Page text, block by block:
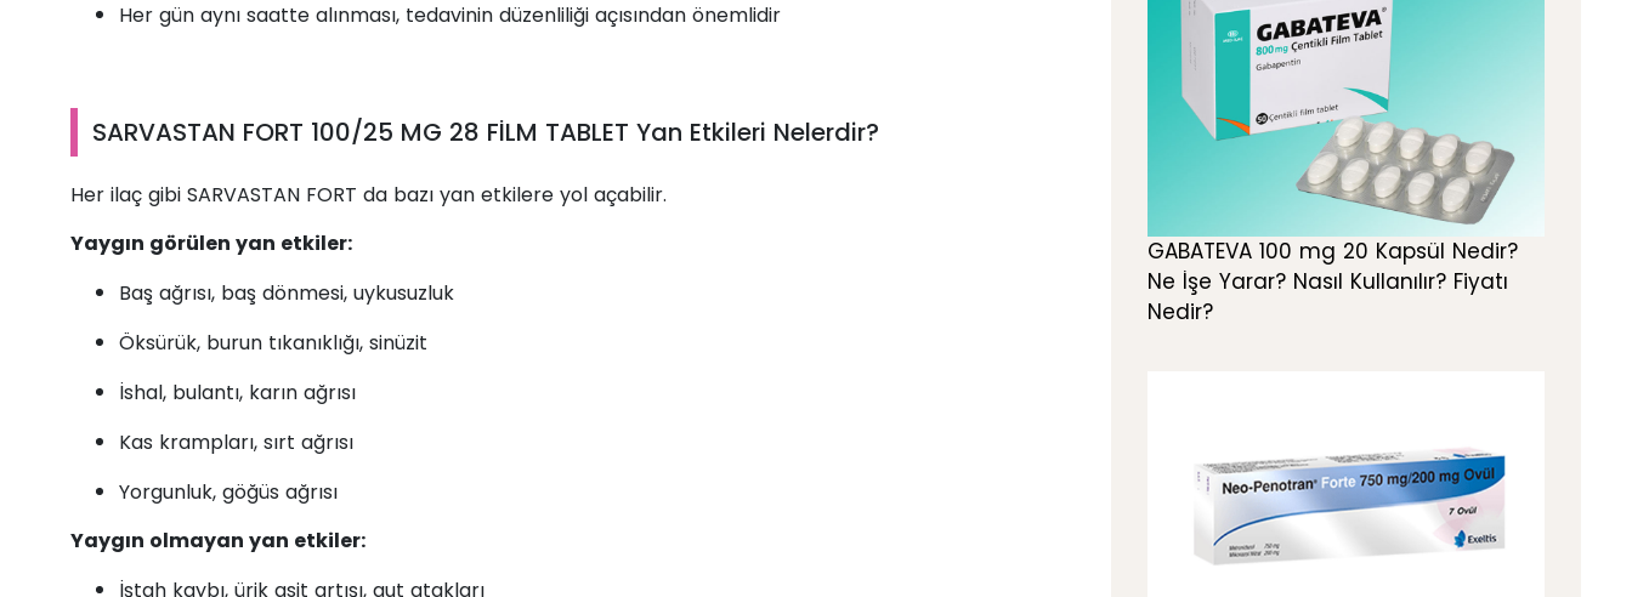
Her gün aynı saatte alınması, tedavinin düzenliliği açısından önemlidir
SARVASTAN FORT 100/25 MG 28 FİLM TABLET Yan Etkileri Nelerdir?
Her ilaç gibi SARVASTAN FORT da bazı yan etkilere yol açabilir.
Yaygın görülen yan etkiler:
Baş ağrısı, baş dönmesi, uykusuzluk
Öksürük, burun tıkanıklığı, sinüzit
İshal, bulantı, karın ağrısı
Kas krampları, sırt ağrısı
Yorgunluk, göğüs ağrısı
Yaygın olmayan yan etkiler:
İştah kaybı, ürik asit artışı, gut atakları
GABATEVA 100 mg 20 Kapsül Nedir?
Ne İşe Yarar? Nasıl Kullanılır? Fiyatı
Nedir?